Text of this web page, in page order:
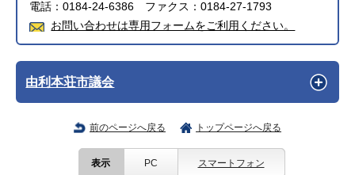
電話：0184-24-6386 ファクス：0184-27-1793
お問い合わせは専用フォームをご利用ください。
由利本荘市議会
前のページへ戻る トップページへ戻る
表示 PC スマートフォン